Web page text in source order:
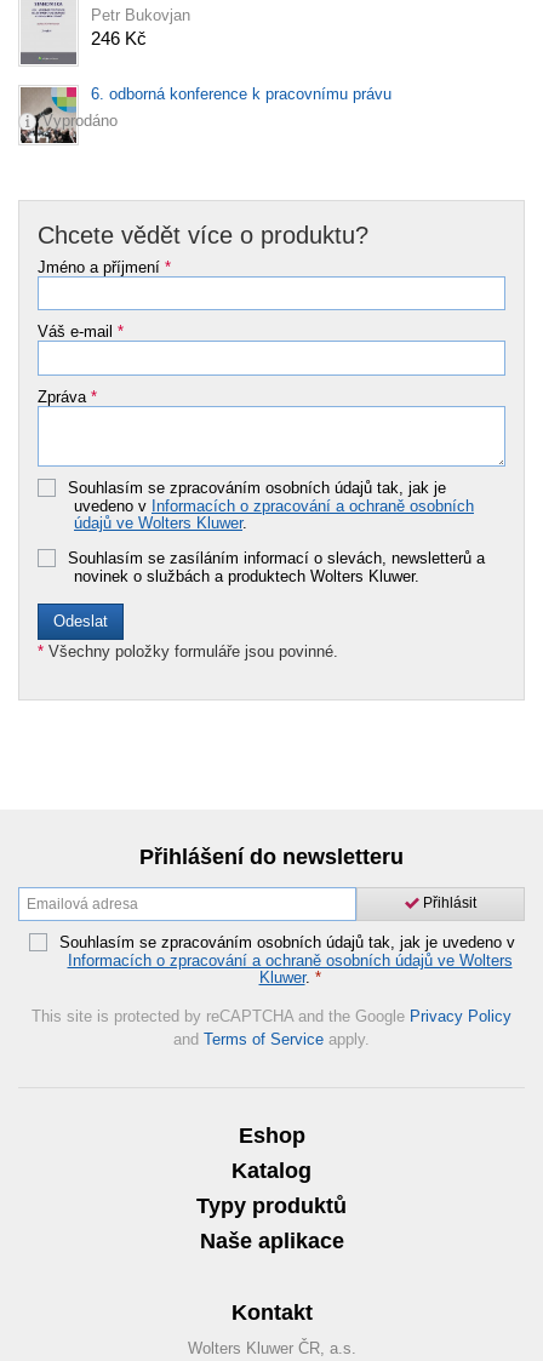
Petr Bukovjan
246 Kč
6. odborná konference k pracovnímu právu
Vyprodáno
Chcete vědět více o produktu?
Jméno a příjmení *
Váš e-mail *
Zpráva *
Souhlasím se zpracováním osobních údajů tak, jak je
uvedeno v Informacích o zpracování a ochraně osobních
údajů ve Wolters Kluwer.
Souhlasím se zasíláním informací o slevách, newsletterů a
novinek o službách a produktech Wolters Kluwer.
* Všechny položky formuláře jsou povinné.
Přihlášení do newsletteru
Přihlásit
Souhlasím se zpracováním osobních údajů tak, jak je uvedeno v
Informacích o zpracování a ochraně osobních údajů ve Wolters
Kluwer. *
This site is protected by reCAPTCHA and the Google Privacy Policy
and Terms of Service apply.
Eshop
Katalog
Typy produktů
Naše aplikace
Kontakt
Wolters Kluwer ČR, a.s.